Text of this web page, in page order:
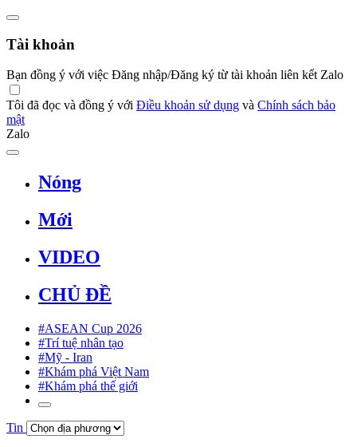
Tài khoản
Bạn đồng ý với việc Đăng nhập/Đăng ký từ tài khoản liên kết Zalo
Tôi đã đọc và đồng ý với Điều khoản sử dụng và Chính sách bảo
mật
Zalo
Nóng
Mới
VIDEO
CHỦ ĐỀ
#ASEAN Cup 2026
#Trí tuệ nhân tạo
#Mỹ - Iran
#Khám phá Việt Nam
#Khám phá thế giới
Tin